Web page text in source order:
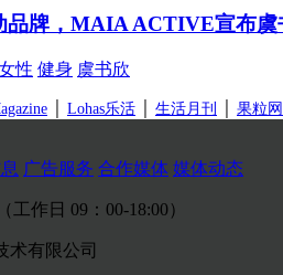
品牌，MAIA ACTIVE宣布虞
性 健身 虞书欣
Lohas乐活 生活月刊 果粒网
广告服务 合作媒体 媒体动态
工作日 09：00-18:00）
术有限公司